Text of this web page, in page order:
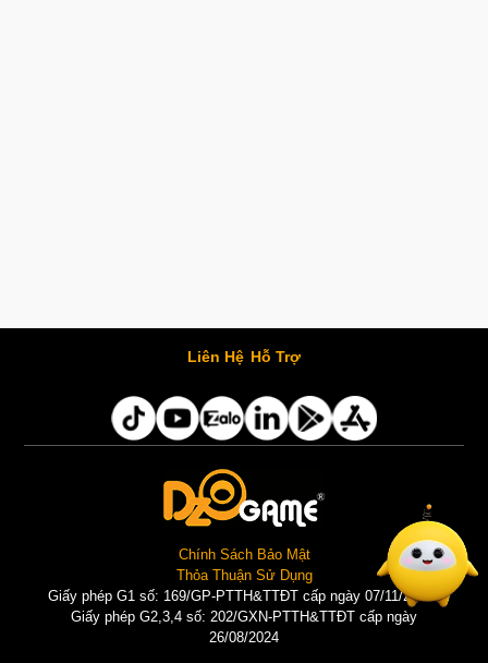
Liên Hệ Hỗ Trợ
Chính Sách Bảo Mật
Thỏa Thuận Sử Dụng
Giấy phép G1 số: 169/GP-PTTH&TTĐT cấp ngày 07/11/2025 |
Giấy phép G2,3,4 số: 202/GXN-PTTH&TTĐT cấp ngày
26/08/2024